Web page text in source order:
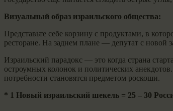
Визуальный образ израильского общества:
Представьте себе корзину с продуктами, в
ресторане. На заднем плане — депутат с новой
Израильский парадокс — это когда страна
остроумных колонок и политических
потребности становятся предметом роскоши.
* 1 Новый израильский шекель = 25 – 30